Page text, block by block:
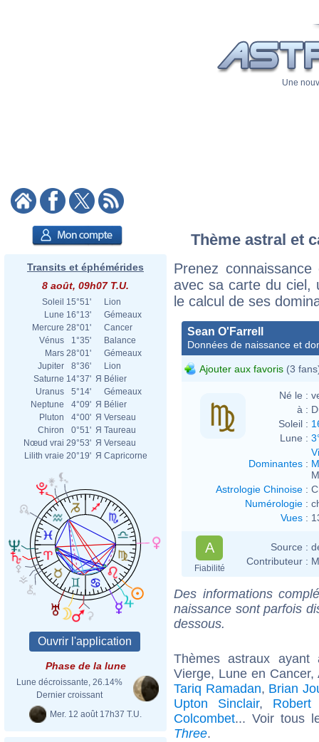
Une
Transits et éphémérides
8 août, 09h07 T.U.
Soleil 15°51'
Lion
Lune 16°13'
Gémeaux
Mercure 28°01'
Cancer
Vénus
1°35'
Balance
Mars 28°01'
Gémeaux
Jupiter
8°36'
Lion
Saturne 14°37' Я Bélier
Uranus
5°14'
Gémeaux
Neptune
4°09' Я Bélier
Pluton
4°00' Я Verseau
Chiron
0°51' Я Taureau
Nœud vrai 29°53' Я Verseau
Lilith vraie 20°19' Я Capricorne
Phase de la lune
Lune décroissante, 26.14%
Dernier croissant
Mer. 12 août 17h37 T.U.
Thème astral et
Prenez
avec sa carte du ciel,
le calcul de ses
Sean O'Farrell
Données de naissance et
Ajouter aux favoris (3
Né le :
à :
Soleil :
Lune :
Dominantes :
Astrologie Chinoise :
Numérologie :
Vues :
A
Fiabilité
Source :
Contributeur :
Des informations
naissance sont parfois
dessous.
Thèmes astraux
Vierge, Lune en
Tariq Ramadan, Brian
Upton Sinclair, Robert
Colcombet... Voir tous
Three.